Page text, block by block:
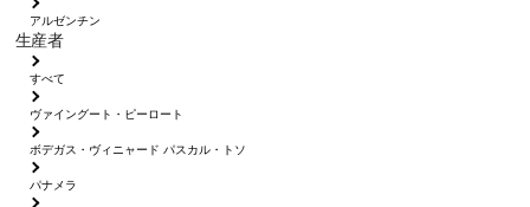
アルゼンチン
生産者
すべて
ヴァイングート・ピーロート
ボデガス・ヴィニャード パスカル・トソ
パナメラ